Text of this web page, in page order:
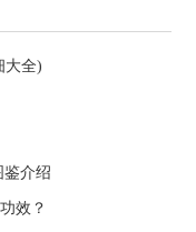
大全)
鉴介绍
效？